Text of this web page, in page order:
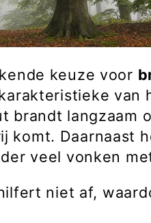
keuze voor
van
brandt langzaam
komt. Daarnaast
veel vonken
niet af,